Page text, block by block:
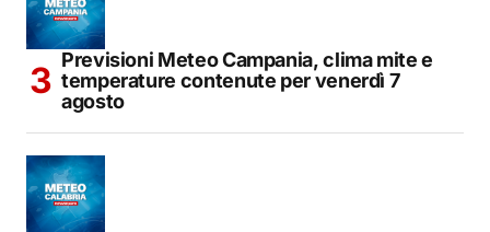
Previsioni Meteo Campania, clima mite e
temperature contenute per venerdì 7
agosto